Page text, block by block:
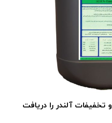
آلندر را دریافت